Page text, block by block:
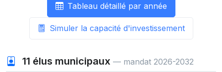
Tableau détaillé par année
Simuler la capacité d'investissement
11 élus municipaux — mandat 2026-2032